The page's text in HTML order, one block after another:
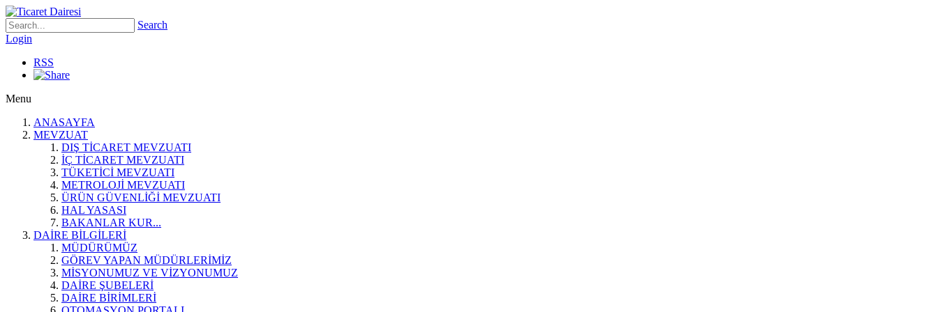
Search
Login
RSS
Menu
ANASAYFA
MEVZUAT
DIŞ TİCARET MEVZUATI
İÇ TİCARET MEVZUATI
TÜKETİCİ MEVZUATI
METROLOJİ MEVZUATI
ÜRÜN GÜVENLİĞİ MEVZUATI
HAL YASASI
BAKANLAR KUR...
DAİRE BİLGİLERİ
MÜDÜRÜMÜZ
GÖREV YAPAN MÜDÜRLERİMİZ
MİSYONUMUZ VE VİZYONUMUZ
DAİRE ŞUBELERİ
DAİRE BİRİMLERİ